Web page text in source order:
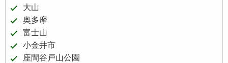
大山
奥多摩
富士山
小金井市
座間谷戸山公園